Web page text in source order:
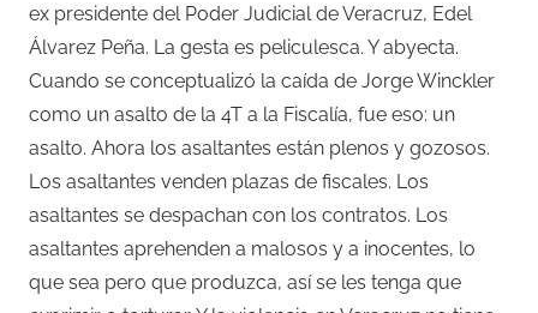
ex presidente del Poder Judicial de Veracruz, Edel
Álvarez Peña. La gesta es peliculesca. Y abyecta.
Cuando se conceptualizó la caída de Jorge Winckler
como un asalto de la 4T a la Fiscalía, fue eso: un
asalto. Ahora los asaltantes están plenos y gozosos.
Los asaltantes venden plazas de fiscales. Los
asaltantes se despachan con los contratos. Los
asaltantes aprehenden a malosos y a inocentes, lo
que sea pero que produzca, así se les tenga que